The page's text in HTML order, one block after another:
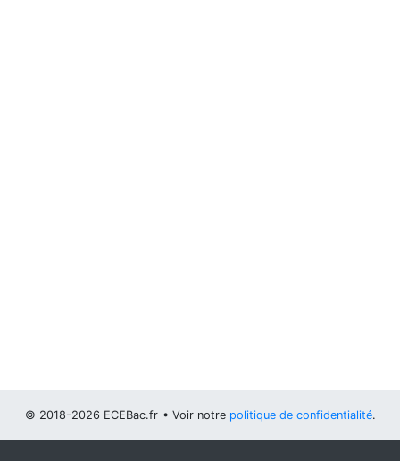
© 2018-2026 ECEBac.fr • Voir notre politique de confidentialité.